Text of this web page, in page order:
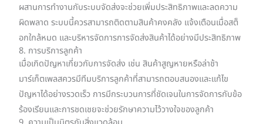
ผสานการทำงานกับระบบจัดส่งจะช่วยเพิ่มประสิทธิภาพและลดความ
ผิดพลาด ระบบนี้ควรสามารถติดตามสินค้าคงคลัง แจ้งเตือนเมื่อสต็
อกใกล้หมด และบริหารจัดการการจัดส่งสินค้าได้อย่างมีประสิทธิภาพ
8. การบริการลูกค้า
เมื่อเกิดปัญหาเกี่ยวกับการจัดส่ง เช่น สินค้าสูญหายหรือล่าช้า
มาร์เก็ตเพลสควรมีทีมบริการลูกค้าที่สามารถตอบสนองและแก้ไข
ปัญหาได้อย่างรวดเร็ว การมีกระบวนการที่ชัดเจนในการจัดการกับข้อ
ร้องเรียนและการชดเชยจะช่วยรักษาความไว้วางใจของลูกค้า